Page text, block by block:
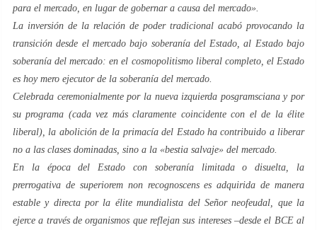
para el mercado, en lugar de gobernar a causa del mercado».
La inversión de la relación de poder tradicional acabó provocando la
transición desde el mercado bajo soberanía del Estado, al Estado bajo
soberanía del mercado: en el cosmopolitismo liberal completo, el Estado
es hoy mero ejecutor de la soberanía del mercado.
Celebrada ceremonialmente por la nueva izquierda posgramscianay por
su programa (cada vez más claramente coincidente con el de la élite
liberal), la abolición de la primacía del Estado ha contribuido a liberar
no a las clases dominadas, sino a la «bestia salvaje» del mercado.
En la época del Estado con soberanía limitada o disuelta, la
prerrogativa de superiorem non recognoscenses adquirida de manera
estable y directa por la élite mundialista del Señor neofeudal , que la
ejerce a través de organismos que reflejan sus intereses –desde el BCE al